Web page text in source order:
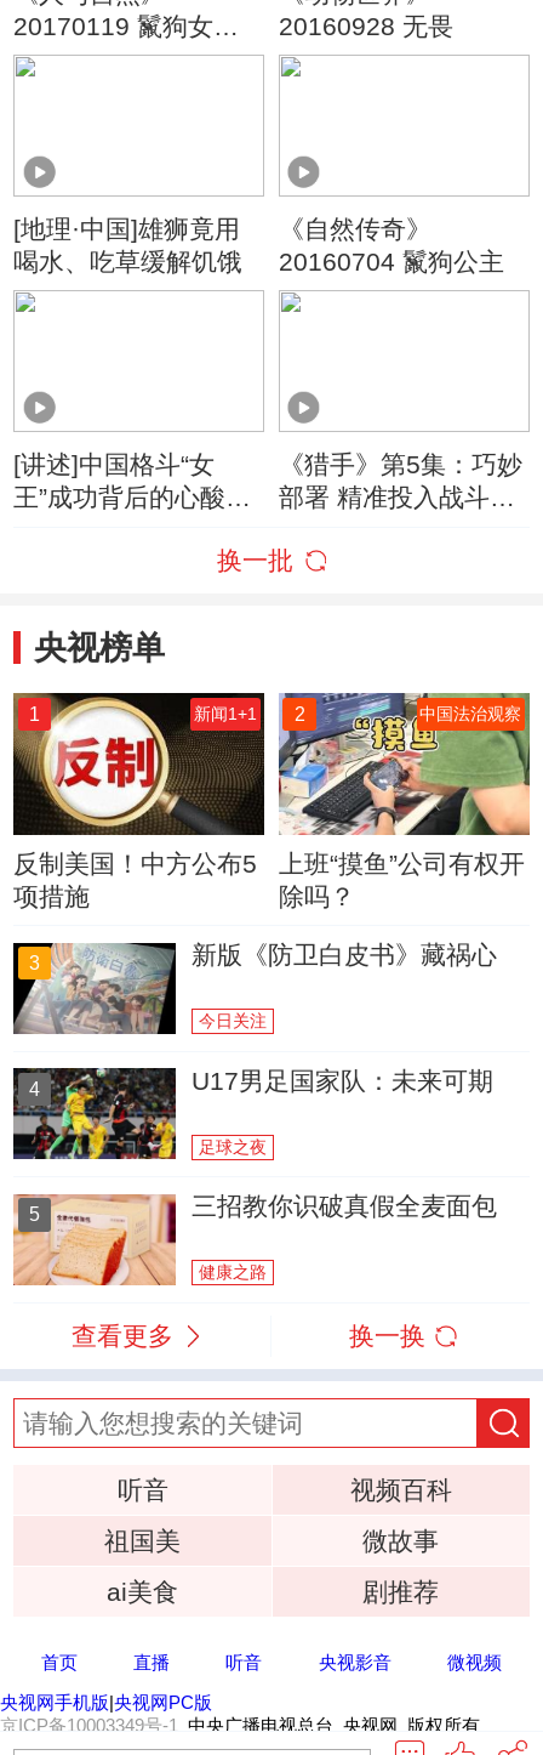
20170119 鬣狗女王
(上)
20160928 无畏
[地理·中国]雄狮竟用
喝水、吃草缓解饥饿
《自然传奇》
20160704 鬣狗公主
[讲述]中国格斗“女
王”成功背后的心酸历
《猎手》第5集：巧妙
部署 精准投入战斗力
捕猎
换一批
央视榜单
1 新闻1+1
反制美国！中方公布5
项措施
2 中国法治观察
上班“摸鱼”公司有权开
除吗？
3 新版《防卫白皮书》藏祸心
今日关注
4 U17男足国家队：未来可期
足球之夜
5 三招教你识破真假全麦面包
健康之路
查看更多 换一换
听音
视频百科
祖国美
微故事
ai美食
剧推荐
首页 直播 听音 央视影音
微视频
央视网手机版|央视网PC版
京ICP备10003349号-1
中央广播电视总台 央视网 版权所有